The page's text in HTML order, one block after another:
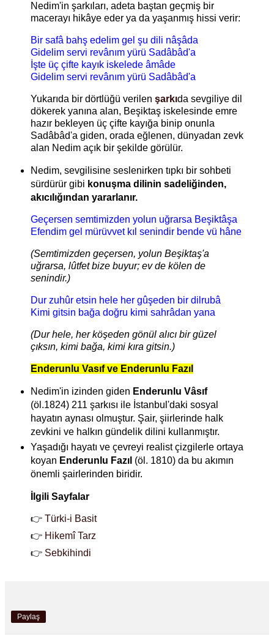
Nedim'in şarkıları, adeta baştan geçmiş bir
macerayı hikâye eder ya da yaşanmış hissi verir:
Bir safâ bahş edelim gel şu dili nâşâda
Gidelim servi revânım yürü Sadâbâd'a
İşte üç çifte kayık iskelede âmâde
Gidelim servi revânım yürü Sadâbâd'a
Yukarıda bir dörtlüğü verilen şarkıda sevgiliye dil
dökerek yanına alan, Beşiktaş iskelesinde emre
hazır bekleyen üç çifte kayığa binip onunla
Sadâbâd'a giden, orada eğlenen, dünyadan zevk
alan Nedim açık bir şekilde görülür.
Nedim, sevgilisine seslenirken tıpkı bir sohbeti
sürdürür gibi konuşma dilinin sadeliğinden,
akıcılığından yararlanır.
Geçersen semtimizden yolun uğrarsa Beşiktâşa
Efendim gel mürüvvet kıl senindir bende vü hâne
(Semtimizden geçersen, yolun Beşiktaş'a
uğrarsa, lûtfet bize buyur; ev de kölen de
senindir.)
Dur zuhûr etsin hele her gûşeden bir dilrubâ
Kimi gitsin bağa doğru kimi sahrâdan yana
(Dur hele, her köşeden gönül alıcı bir güzel
çıksın, kimi bağa, kimi kıra gitsin.)
Enderunlu Vasıf ve Enderunlu Fazıl
Nedim'in izinden giden Enderunlu Vâsıf
(öl.1824) 211 şarkısı ile İstanbul'daki sosyal
hayatın aynası olmuştur. Şair, şiirlerinde halk
zevkini ve halkın gündelik dilini kullanmıştır.
Yaşadığı hayatı ve çevreyi realist çizgilerle ortaya
koyan Enderunlu Fazıl (öl. 1810) da bu akımın
önemli şairlerinden biridir.
İlgili Sayfalar
👉 Türki-i Basit
👉 Hikemî Tarz
👉 Sebkihindi
Paylaş